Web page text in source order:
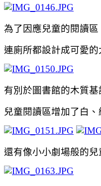
為了因應兒童的閱讀區
連廁所都設計成可愛的
有別於圖書館的木質基
兒童閱讀區增加了白
還有像小小劇場般的兒